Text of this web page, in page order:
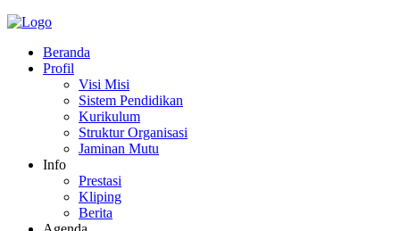
Beranda
Profil
Visi Misi
Sistem Pendidikan
Kurikulum
Struktur Organisasi
Jaminan Mutu
Info
Prestasi
Kliping
Berita